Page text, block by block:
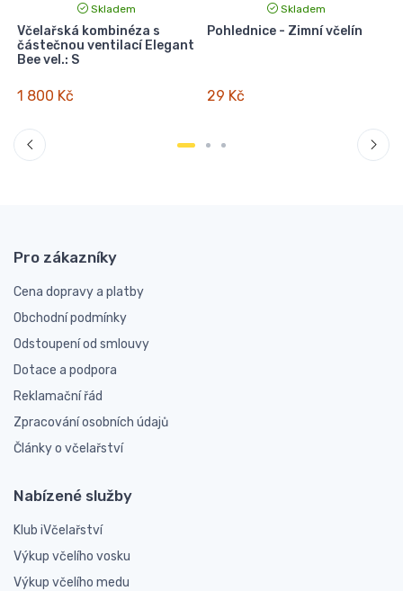
Skladem
Včelařská kombinéza s
částečnou ventilací Elegant
Bee vel.: S
1 800 Kč
Skladem
Pohlednice - Zimní včelín
29 Kč
Pro zákazníky
Cena dopravy a platby
Obchodní podmínky
Odstoupení od smlouvy
Dotace a podpora
Reklamační řád
Zpracování osobních údajů
Články o včelařství
Nabízené služby
Klub iVčelařství
Výkup včelího vosku
Výkup včelího medu